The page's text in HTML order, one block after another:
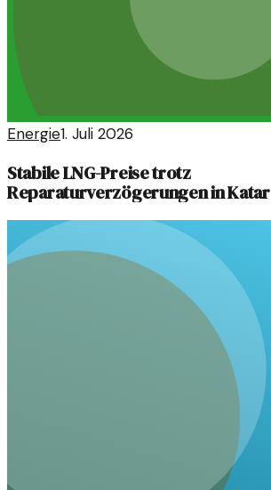
Energie1. Juli 2026
Stabile LNG-Preise trotz
Reparaturverzögerungen in Katar